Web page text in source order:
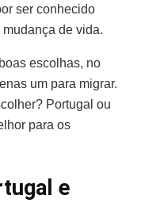
ser conhecido
de vida.
escolhas, no
um para migrar.
Portugal ou
para os
e